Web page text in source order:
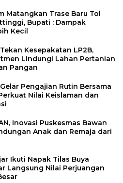
Matangkan Trase Baru Tol
Bupati : Dampak
Kecil
Kesepakatan LP2B,
Lindungi Lahan Pertanian
Pangan
Pengajian Rutin Bersama
Nilai Keislaman dan
Inovasi Puskesmas Bawan
Anak dan Remaja dari
Ikuti Napak Tilas Buya
Langsung Nilai Perjuangan